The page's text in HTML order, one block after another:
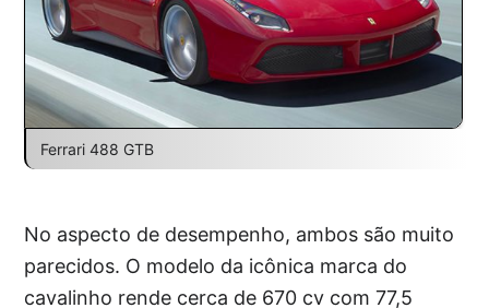
Ferrari 488 GTB
No aspecto de desempenho, ambos são muito
parecidos. O modelo da icônica marca do
cavalinho rende cerca de 670 cv com 77,5